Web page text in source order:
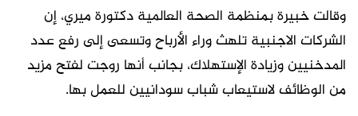
وقالت خبيرة بمنظمة الصحة العالمية دكتورة ميري، إن
الشركات الاجنبية تلهث وراء الأرباح وتسعى إلى رفع عدد
المدخنيين وزيادة الإستهلاك، بجانب أنها روجت لفتح مزيد
من الوظائف لاستيعاب شباب سودانيين للعمل بها.